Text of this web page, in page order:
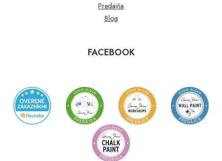
Predajňa
Blog
FACEBOOK